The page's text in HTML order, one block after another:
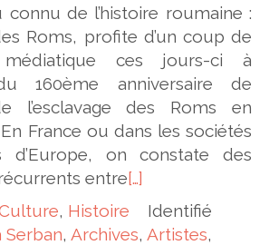
de l’histoire roumaine :
Roms, profite d’un coup de
médiatique ces jours-ci à
160ème anniversaire de
l’esclavage des Roms en
France ou dans les sociétés
d’Europe, on constate des
entre[…]
, Histoire
Identifié
Serban, Archives, Artistes,